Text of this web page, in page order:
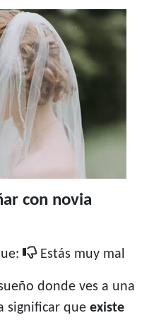
con novia
Estás muy mal
donde ves a una
significar que existe